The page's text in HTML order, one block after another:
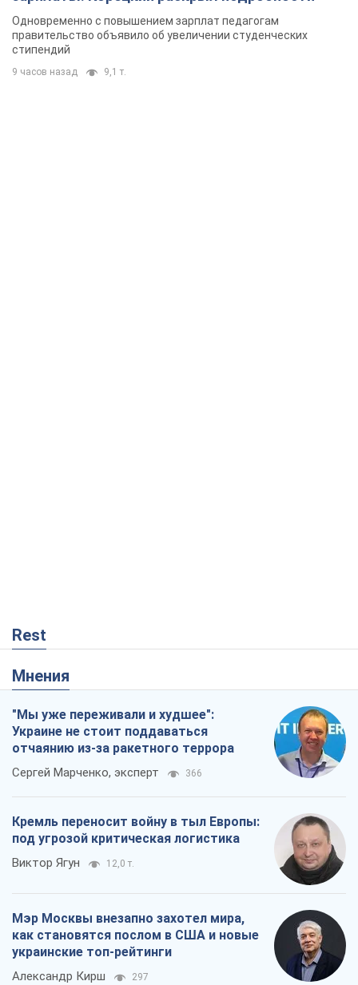
Одновременно с повышением зарплат педагогам
правительство объявило об увеличении студенческих
стипендий
9 часов назад 9,1 т.
Rest
Мнения
"Мы уже переживали и худшее":
Украине не стоит поддаваться
отчаянию из-за ракетного террора
Сергей Марченко, эксперт 366
Кремль переносит войну в тыл Европы:
под угрозой критическая логистика
Виктор Ягун 12,0 т.
Мэр Москвы внезапно захотел мира,
как становятся послом в США и новые
украинские топ-рейтинги
Александр Кирш 297